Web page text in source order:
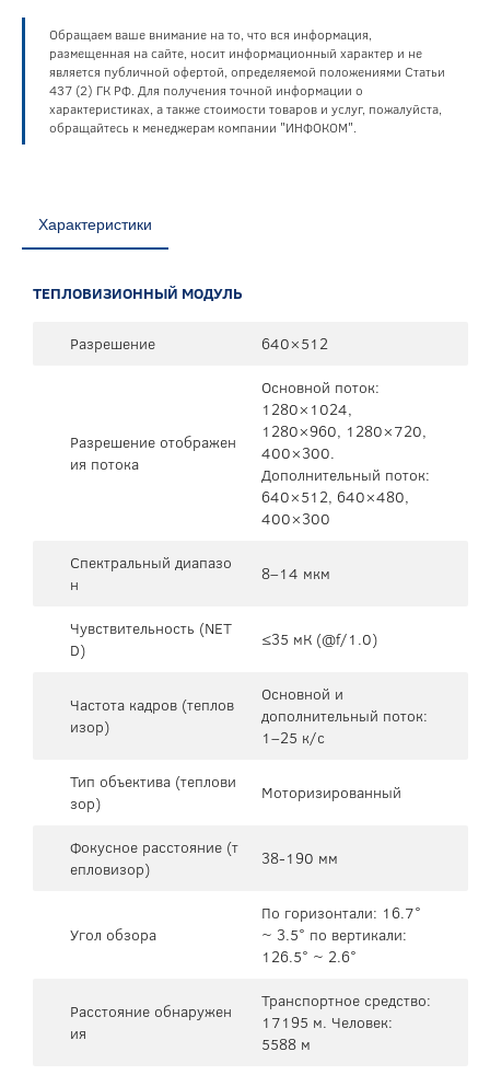
Обращаем ваше внимание на то, что вся информация,
размещенная на сайте, носит информационный характер и не
является публичной офертой, определяемой положениями Статьи
437 (2) ГК РФ. Для получения точной информации о
характеристиках, а также стоимости товаров и услуг, пожалуйста,
обращайтесь к менеджерам компании "ИНФОКОМ".
Характеристики
ТЕПЛОВИЗИОННЫЙ МОДУЛЬ
Разрешение 640×512
Разрешение отображен
ия потока
Основной поток:
1280×1024,
1280×960, 1280×720,
400×300.
Дополнительный поток:
640×512, 640×480,
400×300
Спектральный диапазо
н
8–14 мкм
Чувствительность (NET
D)
≤35 мК (@f/1.0)
Частота кадров (теплов
изор)
Основной и
дополнительный поток:
1–25 к/с
Тип объектива (теплови
зор)
Моторизированный
Фокусное расстояние (т
епловизор)
38-190 мм
Угол обзора
По горизонтали: 16.7°
~ 3.5° по вертикали:
126.5° ~ 2.6°
Расстояние обнаружен
ия
Транспортное средство:
17195 м. Человек:
5588 м